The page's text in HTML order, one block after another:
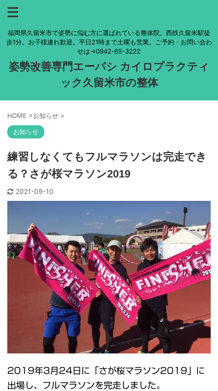
福岡県久留米市で姿勢に悩む方に選ばれている整体院。西鉄久留米駅徒
歩1分。お子様連れ歓迎。平日21時まで土曜も営業。ご予約・お問い合わ
せは→0942-65-3222
姿勢改善専門エーパシ カイロプラクティ
ック久留米市の整体
HOME >お知らせ >
お知らせ
練習しなくてもフルマラソンは完走でき
る？さが桜マラソン2019
2021-09-10
2019年3月24日に「さが桜マラソン2019」に
出場し、フルマラソンを完走しました。